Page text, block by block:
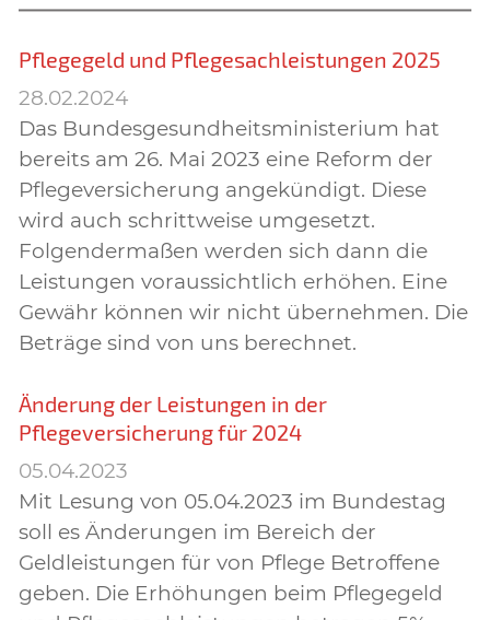
Pflegegeld und Pflegesachleistungen 2025
28.02.2024
Das Bundesgesundheitsministerium hat
bereits am 26. Mai 2023 eine Reform der
Pflegeversicherung angekündigt. Diese
wird auch schrittweise umgesetzt.
Folgendermaßen werden sich dann die
Leistungen voraussichtlich erhöhen. Eine
Gewähr können wir nicht übernehmen. Die
Beträge sind von uns berechnet.
Änderung der Leistungen in der
Pflegeversicherung für 2024
05.04.2023
Mit Lesung von 05.04.2023 im Bundestag
soll es Änderungen im Bereich der
Geldleistungen für von Pflege Betroffene
geben. Die Erhöhungen beim Pflegegeld